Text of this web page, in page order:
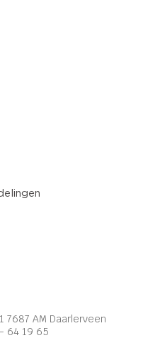
AM Daarlerveen
64 19 65